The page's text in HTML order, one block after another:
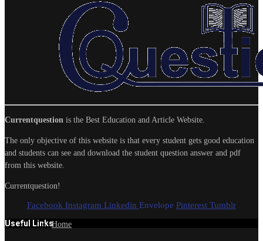
Currentquestion is the Best Education and Article Website.
The only objective of this website is that every student gets good education
and students can see and download the student question answer and pdf
from this website.
Currentquestion!
Facebook Instagram Linkedin Envelope Pinterest Tumblr
Useful LinksHome